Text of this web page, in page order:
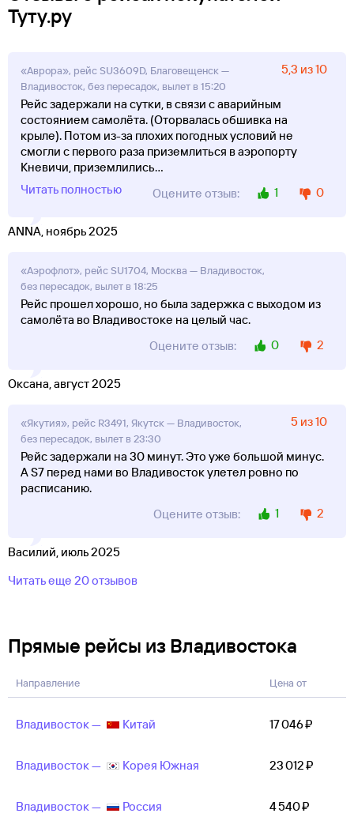
Туту.ру
«Аврора», рейс SU3609D, Благовещенск —
Владивосток, без пересадок, вылет в 15:20
5,3 из 10
Рейс задержали на сутки, в связи с аварийным
состоянием самолёта. (Оторвалась обшивка на
крыле). Потом из-за плохих погодных условий не
смогли с первого раза приземлиться в аэропорту
Кневичи, приземлились...
Читать полностью
Оцените отзыв: 1 0
ANNA, ноябрь 2025
«Аэрофлот», рейс SU1704, Москва — Владивосток,
без пересадок, вылет в 18:25
Рейс прошел хорошо, но была задержка с выходом из
самолёта во Владивостоке на целый час.
Оцените отзыв:
0 2
Оксана, август 2025
«Якутия», рейс R3491, Якутск — Владивосток,
без пересадок, вылет в 23:30
5 из 10
Рейс задержали на 30 минут. Это уже большой минус.
А S7 перед нами во Владивосток улетел ровно по
расписанию.
Оцените отзыв:
1 2
Василий, июль 2025
Читать еще 20 отзывов
Прямые рейсы из Владивостока
Направление Цена от
Владивосток — Китай 17 ⁠046 ⁠₽
Владивосток — Корея Южная 23 ⁠012 ⁠₽
Владивосток — Россия 4 ⁠540 ⁠₽